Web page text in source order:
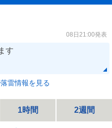
08日21:00発表
す
雷情報を見る
1時間 2週間